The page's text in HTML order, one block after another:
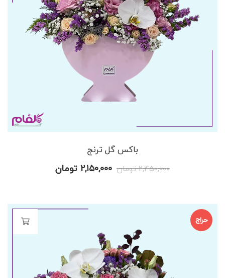
باکس گل ترنج
۲,۴۵۰,۰۰۰تومان قیمت
اصلی
۲,۱۵۰,۰۰۰تومان
فعلی
حراج